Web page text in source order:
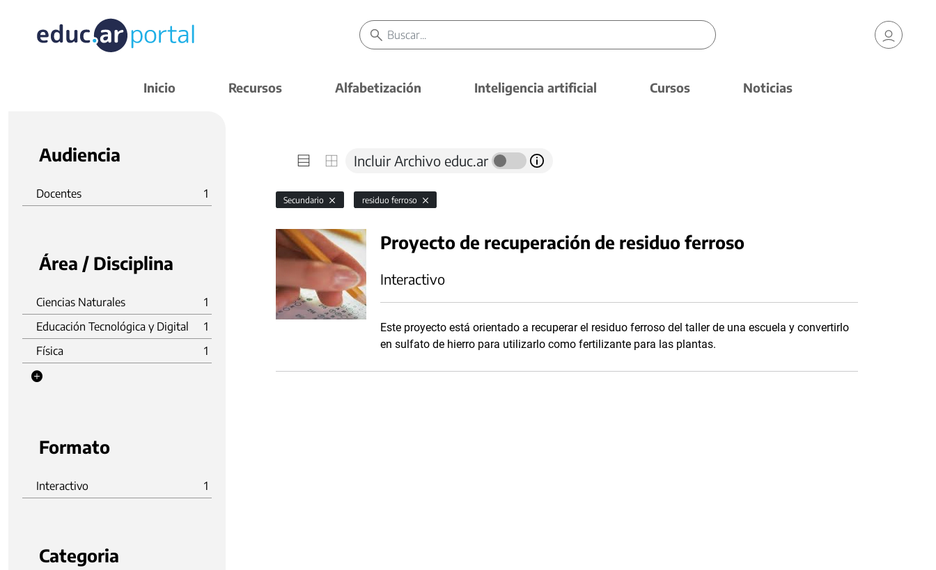
Inicio Recursos Alfabetización Inteligencia artificial Cursos Noticias
Audiencia
Docentes 1
Área / Disciplina
Ciencias Naturales
1
Educación Tecnológica y Digital
1
Física
1
Formato
Interactivo 1
Categoria
Incluir Archivo educ.ar
Secundario residuo ferroso
Proyecto de recuperación de residuo ferroso
Interactivo
Este proyecto está orientado a recuperar el residuo ferroso del taller de una escuela y convertirlo
en sulfato de hierro para utilizarlo como fertilizante para las plantas.